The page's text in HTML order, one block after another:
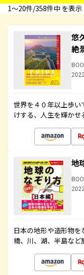
1〜20件/358件中 を表示
悠
絶
世界を４０年以上歩
けする、人生を輝か
地
日本の地形や造形物
橋、川、湖、半島など